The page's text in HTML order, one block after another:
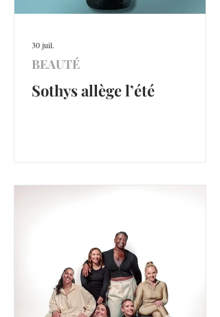
Sothys allège l’été
BEAUTÉ
30 juil.